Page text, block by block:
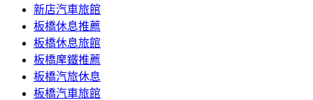
新店汽車旅館
板橋休息推薦
板橋休息旅館
板橋摩鐵推薦
板橋汽旅休息
板橋汽車旅館